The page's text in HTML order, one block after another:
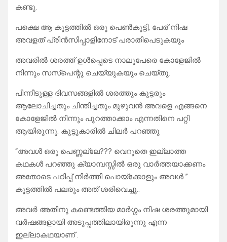
കണ്ടു.
പക്ഷെ ആ കൂട്ടത്തിൽ ഒരു പെൺകുട്ടി, പേര് നിഷ
അവളത് പ്രിൻസിപ്പാളിനോട് പരാതിപെടുകയും
അവരിൽ ശരത്ത് ഉൾപ്പെടെ നാലുപേരെ കോളേജിൽ
നിന്നും സസ്പെന്റു ചെയ്യുകയും ചെയ്തു.
പീന്നീടുള്ള ദിവസങ്ങളിൽ ശരത്തും കൂട്ടരും
ആലോചിച്ചതും ചിന്തിച്ചതും മുഴുവൻ അവളെ എങ്ങനെ
കോളേജിൽ നിന്നും പുറത്താക്കാം എന്നതിനെ പറ്റി
ആയിരുന്നു. കൂട്ടുകാരിൽ ചിലർ പറഞ്ഞു
“അവൾ ഒരു പെണ്ണല്ലേ??? വെറുതെ ഇല്ലാത്ത
കഥകൾ പറഞ്ഞു ക്യാമ്പസ്സിൽ ഒരു വാർത്തയാക്കണം
അതോടെ പഠിപ്പ് നിർത്തി പൊയ്ക്കോളും അവൾ ”
കൂട്ടത്തിൽ പലരും അത് ശരിവെച്ചു..
അവർ അതിനു കണ്ടെത്തിയ മാർഗ്ഗം നിഷ ശരത്തുമായി
വർഷങ്ങളായി അടുപ്പത്തിലായിരുന്നു എന്ന
ഇല്ലാകഥയാണ് .